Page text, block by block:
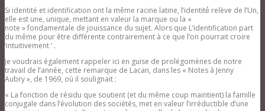
Si identité et identification ont la même racine latine, l’identité́ relève de l’Un,
elle est une, unique, mettant en valeur la marque ou la «
note » fondamentale de jouissance du sujet. Alors que L’identification part
du même pour être différente contrairement à ce que l’on pourrait croire
‘intuitivement ‘ .
Je voudrais également rappeler ici en guise de prolégomènes de notre
travail de l’année, cette remarque de Lacan, dans les « Notes à Jenny
Aubry », de 1969, où il soulignait :
« La fonction de résidu que soutient (et du même coup maintient) la famille
conjugale dans l’évolution des sociétés, met en valeur l’irréductible d’une